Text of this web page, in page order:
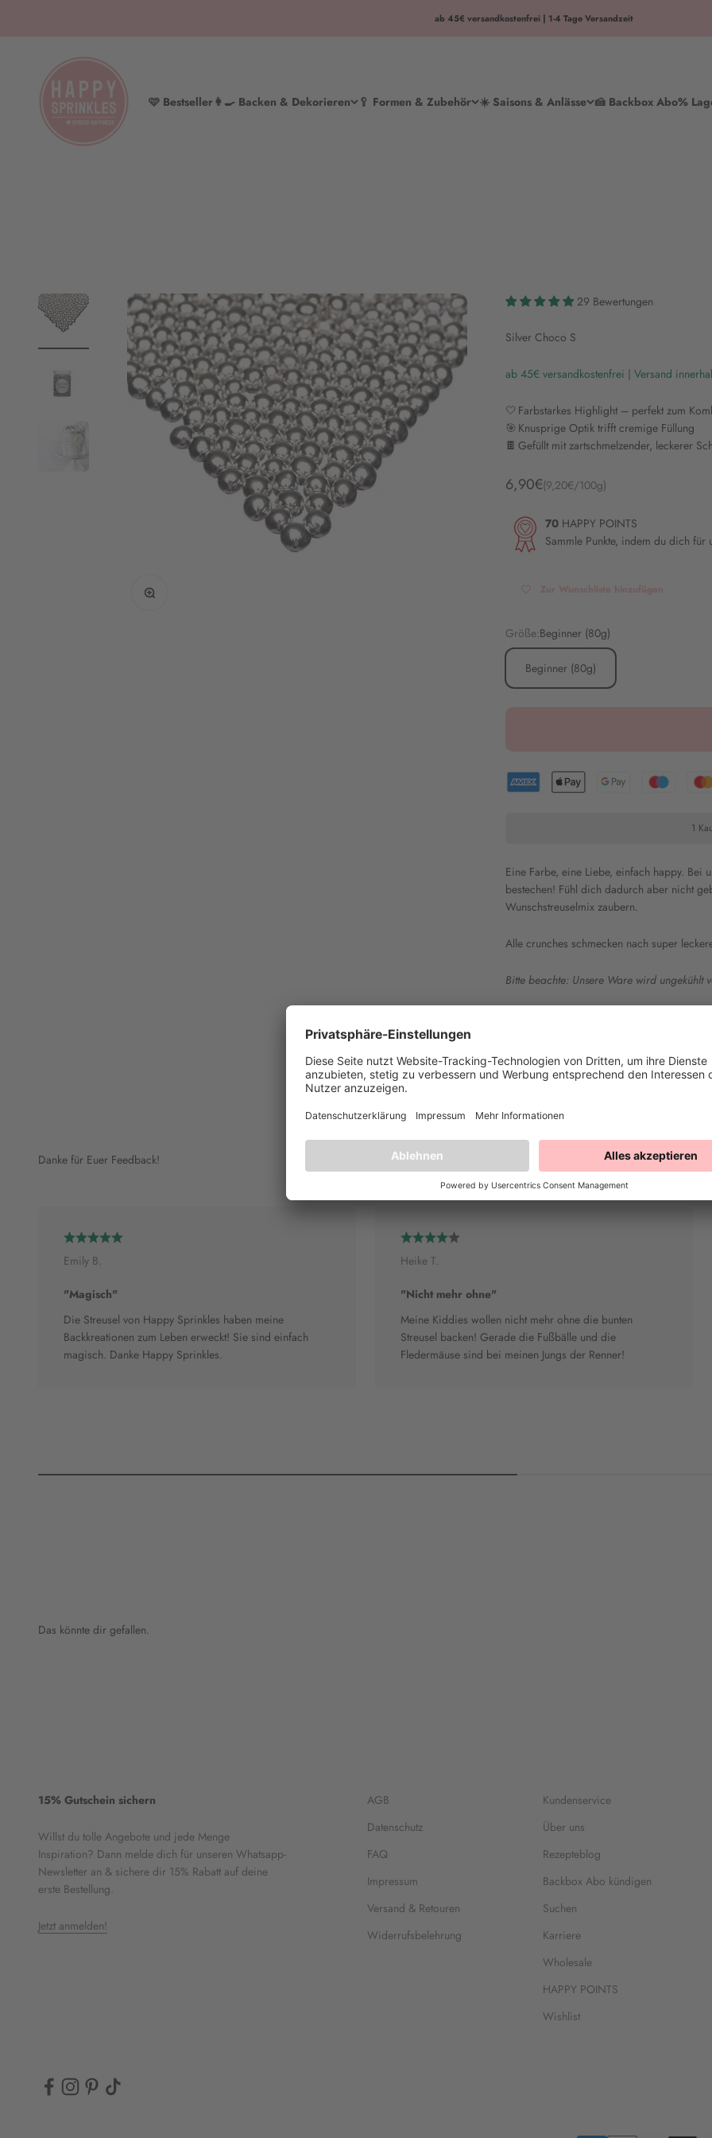
ab 45€ versandkostenfrei | 1-4 Tage Versandzeit
🩷 Bestseller👩‍🍳 Backen & Dekorieren 🥄 Formen & Zubehör ☀️ Saisons & Anlässe 🍰 Backbox Abo%
HAPPY SPRINKLES | D2C
29 Bewertungen
Silver Choco S
ab 45€ versandkostenfrei | Versand
🤍 Farbstarkes Highlight – perfekt zum
🎯 Knusprige Optik trifft cremige Füllung
🍫 Gefüllt mit zartschmelzender, leckerer
Angebot
6,90€(9,20€/100g)
70 HAPPY POINTS
Sammle Punkte, indem du dich für
Größe:Beginner (80g)
Beginner (80g)
1
Eine Farbe, eine Liebe, einfach happy.
bestechen! Fühl dich dadurch aber nicht
Wunschstreuselmix zaubern.
Alle crunches schmecken nach super
Bitte beachte: Unsere Ware wird ungekühlt
Danke für Euer Feedback!
Emily B.
"Magisch"
Die Streusel von Happy Sprinkles haben meine
Backkreationen zum Leben erweckt! Sie sind einfach
magisch. Danke Happy Sprinkles.
Heike T.
"Nicht mehr ohne"
Meine Kiddies wollen nicht mehr ohne die bunten
Streusel backen! Gerade die Fußbälle und die
Fledermäuse sind bei meinen Jungs der Renner!
Das könnte dir gefallen.
15% Gutschein sichern
Willst du tolle Angebote und jede Menge
Inspiration? Dann melde dich für unseren Whatsapp-
Newsletter an & sichere dir 15% Rabatt auf deine
erste Bestellung.
Jetzt anmelden!
AGB
Datenschutz
FAQ
Impressum
Versand & Retouren
Widerrufsbelehrung
Kundenservice
Über uns
Rezepteblog
Backbox Abo kündigen
Suchen
Karriere
Wholesale
HAPPY POINTS
Wishlist